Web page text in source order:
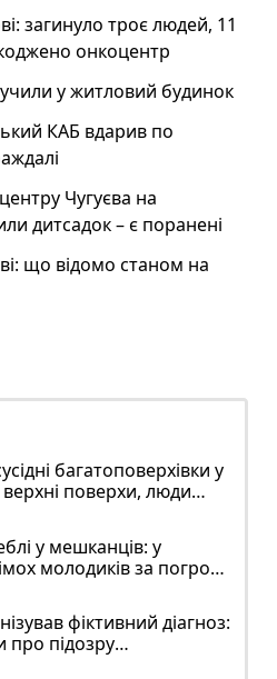
загинуло троє людей, 11
онкоцентр
у житловий будинок
КАБ вдарив по
Чугуєва на
дитсадок – є поранені
що відомо станом на
багатоповерхівки у
поверхи, люди
у мешканців: у
молодиків за погром
фіктивний діагноз:
про підозру